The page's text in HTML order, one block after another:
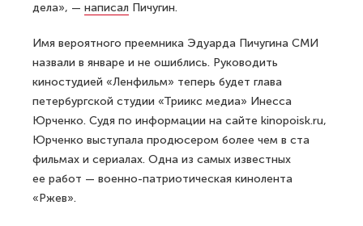
дела», — написал Пичугин.
Имя вероятного преемника Эдуарда Пичугина СМИ
назвали в январе и не ошиблись. Руководить
киностудией «Ленфильм» теперь будет глава
петербургской студии «Триикс медиа» Инесса
Юрченко. Судя по информации на сайте kinopoisk.ru,
Юрченко выступала продюсером более чем в ста
фильмах и сериалах. Одна из самых известных
ее работ — военно-патриотическая кинолента
«Ржев».